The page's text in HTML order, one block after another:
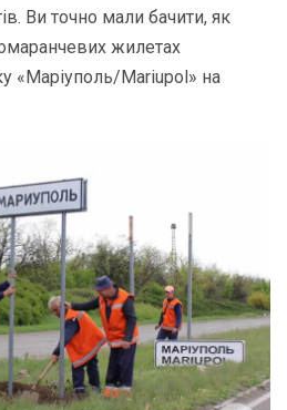
Ви точно мали бачити, як
жилетах
«Маріуполь/Mariupol» на